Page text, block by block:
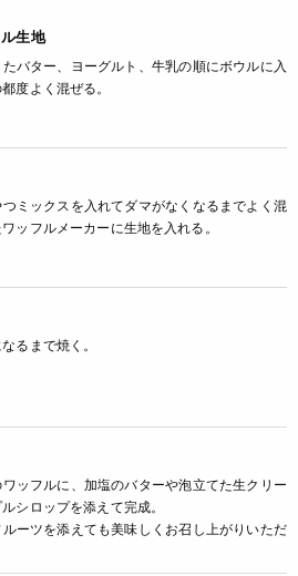
生地
バター、ヨーグルト、牛乳の順にボウルに入
度よく混ぜる。
ミックスを入れてダマがなくなるまでよく混
ッフルメーカーに生地を入れる。
るまで焼く。
ッフルに、加塩のバターや泡立てた生クリー
シロップを添えて完成。
ーツを添えても美味しくお召し上がりいただ